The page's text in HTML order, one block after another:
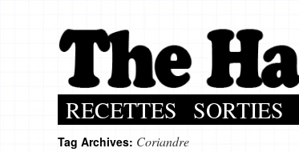
RECETTES SORTIES
Tag Archives: Coriandre